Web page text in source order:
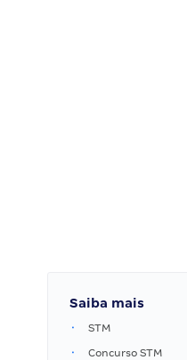
Saiba mais
STM
Concurso STM